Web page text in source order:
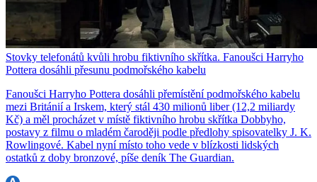
Stovky telefonátů kvůli hrobu fiktivního skřítka. Fanoušci Harryho
Pottera dosáhli přesunu podmořského kabelu
Fanoušci Harryho Pottera dosáhli přemístění podmořského kabelu
mezi Británií a Irskem, který stál 430 milionů liber (12,2 miliardy
Kč) a měl procházet v místě fiktivního hrobu skřítka Dobbyho,
postavy z filmu o mladém čaroději podle předlohy spisovatelky J. K.
Rowlingové. Kabel nyní místo toho vede v blízkosti lidských
ostatků z doby bronzové, píše deník The Guardian.